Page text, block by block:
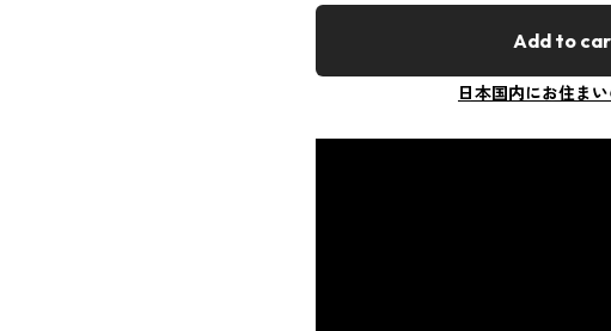
Add to
日本国内にお住ま